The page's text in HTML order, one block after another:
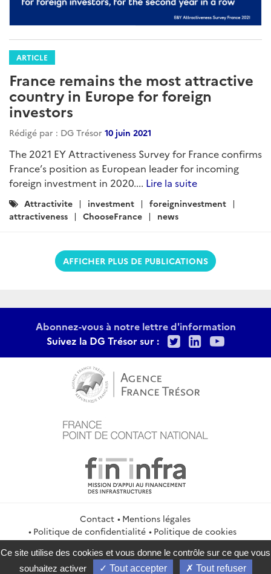
ARTICLE
France remains the most attractive
country in Europe for foreign
investors
Rédigé par : DG Trésor 10 juin 2021
The 2021 EY Attractiveness Survey for France confirms
France’s position as European leader for incoming
foreign investment in 2020.... Lire la suite
Catégories
:
Attractivite investment
foreigninvestment
attractiveness
ChooseFrance news
AFFICHER PLUS DE PUBLICATIONS
Abonnez-vous à notre lettre d'information
Suivez la DG Trésor sur :
TwitterLinkedIn
Contact
Mentions légales
Politique de confidentialité
Politique de cookies
Gestion des cookies
Flux RSS
service-public.gouv.fr
legifrance.gouv.fr
info.gouv.fr
Ce site utilise des cookies et vous donne le contrôle sur ce que vous
souhaitez activer
Tout accepter Tout refuser